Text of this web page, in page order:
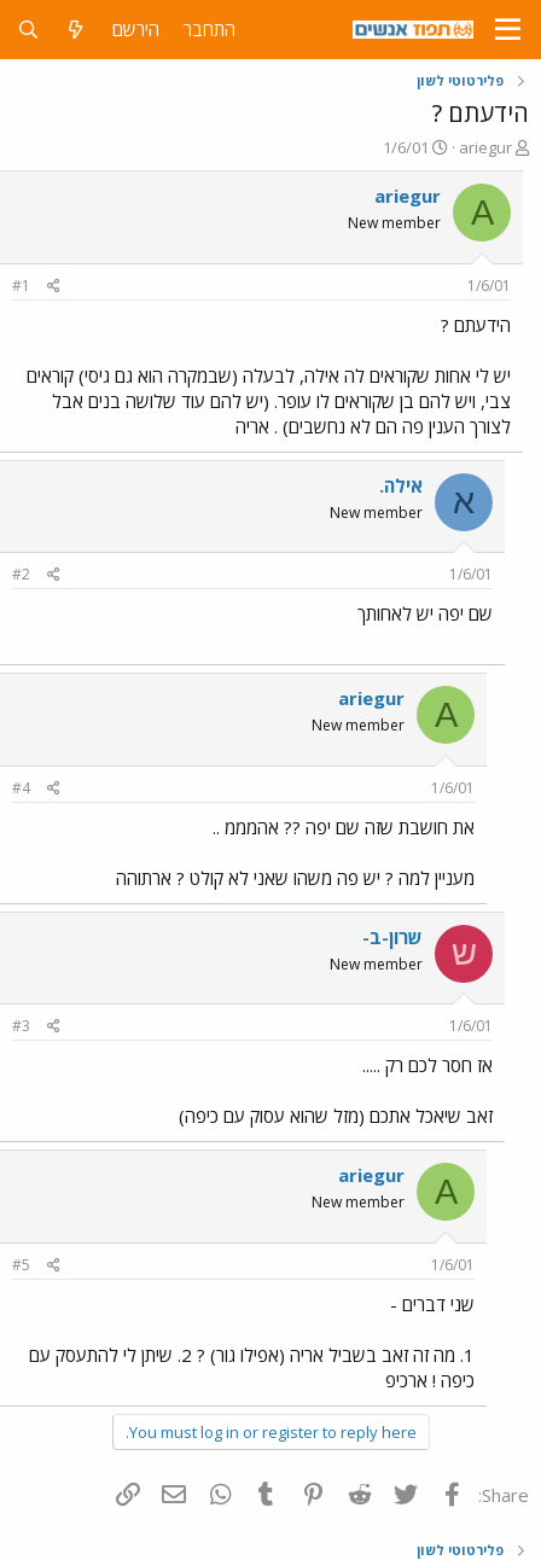
התחבר הירשם
פלירטוטי לשון
הידעתם ?
פ
ו
ת
ח
ה
ש
א
ariegur
פ
ו
ר
ס
ם
1/6/01
A
ariegur
New member
1/6/01
#1
הידעתם ?
יש לי אחות שקוראים לה אילה, לבעלה (שבמקרה הוא גם גיסי) קוראים
צבי, ויש להם בן שקוראים לו עופר. (יש להם עוד שלושה בנים אבל
לצורך הענין פה הם לא נחשבים) . אריה
א אילה.
New member
1/6/01
#2
שם יפה יש לאחותך
A
ariegur
New member
1/6/01
#4
את חושבת שזה שם יפה ?? אהמממ ..
מעניין למה ? יש פה משהו שאני לא קולט ? ארתוהה
ש שרון-ב-
New member
1/6/01
#3
אז חסר לכם רק .....
זאב שיאכל אתכם (מזל שהוא עסוק עם כיפה)
A
ariegur
New member
1/6/01
#5
שני דברים -
1. מה זה זאב בשביל אריה (אפילו גור) ? 2. שיתן לי להתעסק עם
כיפה ! ארכיפ
You must log in or register to reply here.
Share: פייסבוק Twitter
Reddit
Pinterest
Tumblr
WhatsAppדואר אלקטרוני
פלירטוטי לשון